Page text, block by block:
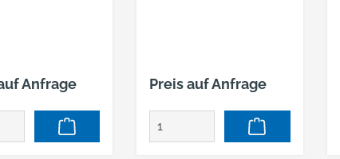
Anfrage Preis auf Anfrage